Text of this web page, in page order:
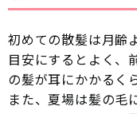
初めての散髪は月齢
目安にするとよく、
の髪が耳にかかるく
また、夏場は髪の毛